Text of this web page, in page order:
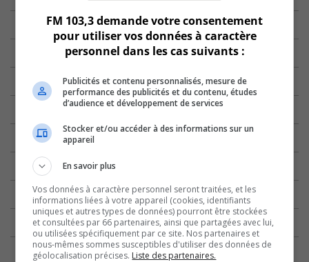
FM 103,3 demande votre consentement
pour utiliser vos données à caractère
personnel dans les cas suivants :
Publicités et contenu personnalisés, mesure de
performance des publicités et du contenu, études
d’audience et développement de services
Stocker et/ou accéder à des informations sur un
appareil
En savoir plus
Vos données à caractère personnel seront traitées, et les
informations liées à votre appareil (cookies, identifiants
uniques et autres types de données) pourront être stockées
et consultées par 66 partenaires, ainsi que partagées avec lui,
ou utilisées spécifiquement par ce site. Nos partenaires et
nous-mêmes sommes susceptibles d'utiliser des données de
géolocalisation précises. Liste des partenaires.